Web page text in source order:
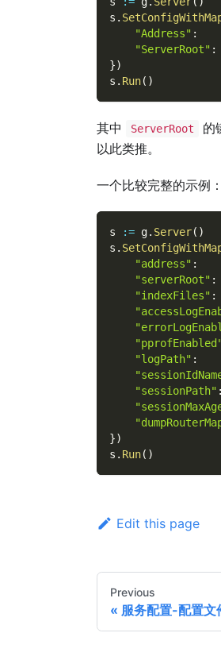
s .
"Address" :
"ServerRoot" :
})
s . Run( )
其中 ServerRoot 的
以此类推。
一个比较完整的示例：
s := g. Server( )
s .
"address" :
"serverRoot" :
"indexFiles" :
"logPath" :
"sessionPath" :
})
s . Run( )
Edit this page
Previous
服务配置-配置文